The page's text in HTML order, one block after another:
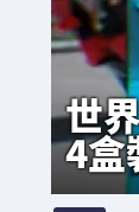
世
4盒